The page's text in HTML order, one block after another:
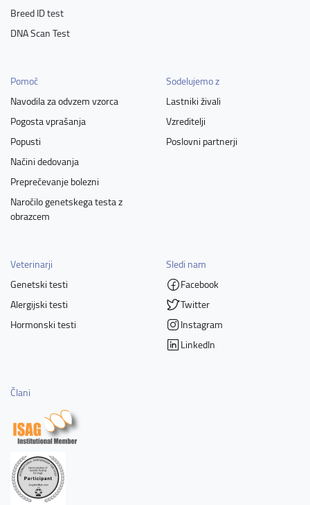
Breed ID test
DNA Scan Test
Pomoč
Navodila za odvzem vzorca
Pogosta vprašanja
Popusti
Načini dedovanja
Preprečevanje bolezni
Naročilo genetskega testa z
obrazcem
Sodelujemo z
Lastniki živali
Vzreditelji
Poslovni partnerji
Veterinarji
Genetski testi
Alergijski testi
Hormonski testi
Sledi nam
Facebook
Twitter
Instagram
LinkedIn
Člani